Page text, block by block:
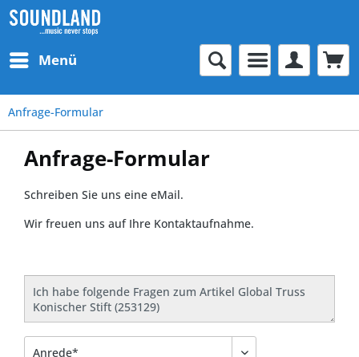
Menü
Anfrage-Formular
Anfrage-Formular
Schreiben Sie uns eine eMail.
Wir freuen uns auf Ihre Kontaktaufnahme.